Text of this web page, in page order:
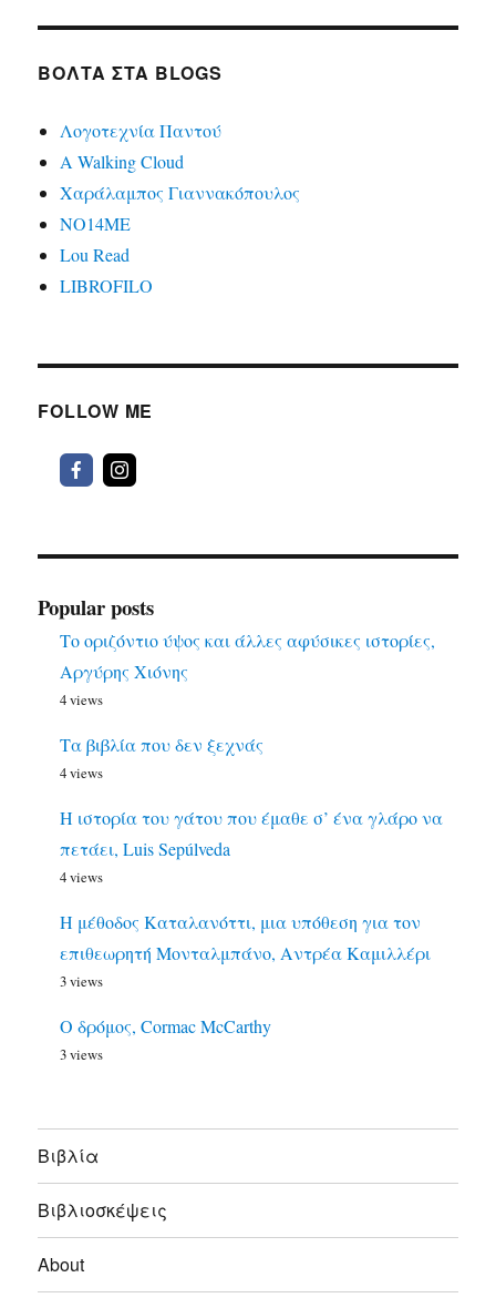
ΒΌΛΤΑ ΣΤΑ BLOGS
Λογοτεχνία Παντού
A Walking Cloud
Χαράλαμπος Γιαννακόπουλος
ΝΟ14ΜΕ
Lou Read
LIBROFILO
FOLLOW ME
Popular posts
Το οριζόντιο ύψος και άλλες αφύσικες ιστορίες,
Αργύρης Χιόνης
4 views
Τα βιβλία που δεν ξεχνάς
4 views
Η ιστορία του γάτου που έμαθε σ’ ένα γλάρο να
πετάει, Luis Sepúlveda
4 views
Η μέθοδος Καταλανόττι, μια υπόθεση για τον
επιθεωρητή Μονταλμπάνο, Αντρέα Καμιλλέρι
3 views
Ο δρόμος, Cormac McCarthy
3 views
Bιβλία
Βιβλιοσκέψεις
About